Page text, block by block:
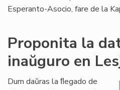
Esperanto-Asocio, fare de la
Proponita la
inaŭguro en
Dum daŭras la ﬂegado de